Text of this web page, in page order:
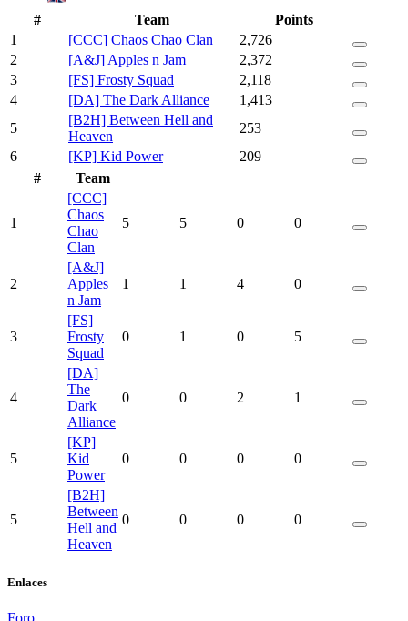
# Team
Points
1
[CCC] Chaos Chao Clan
2,726
2
[A&J] Apples n Jam
2,372
3
[FS] Frosty Squad
2,118
4
[DA] The Dark Alliance
1,413
5
[B2H] Between Hell and
Heaven
253
6
[KP] Kid Power
209
#
Team
1
[CCC]
Chaos
Chao
Clan
5 5 0 0
2
[A&J]
Apples
n Jam
1 1 4 0
3
[FS]
Frosty
Squad
0 1 0 5
4
[DA]
The
Dark
Alliance
0 0 2 1
5
[KP]
Kid
Power
0 0 0 0
5
[B2H]
Between
Hell and
Heaven
0 0 0 0
Enlaces